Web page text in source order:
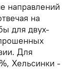
направлений
на
для двух-
Для
Хельсинки -